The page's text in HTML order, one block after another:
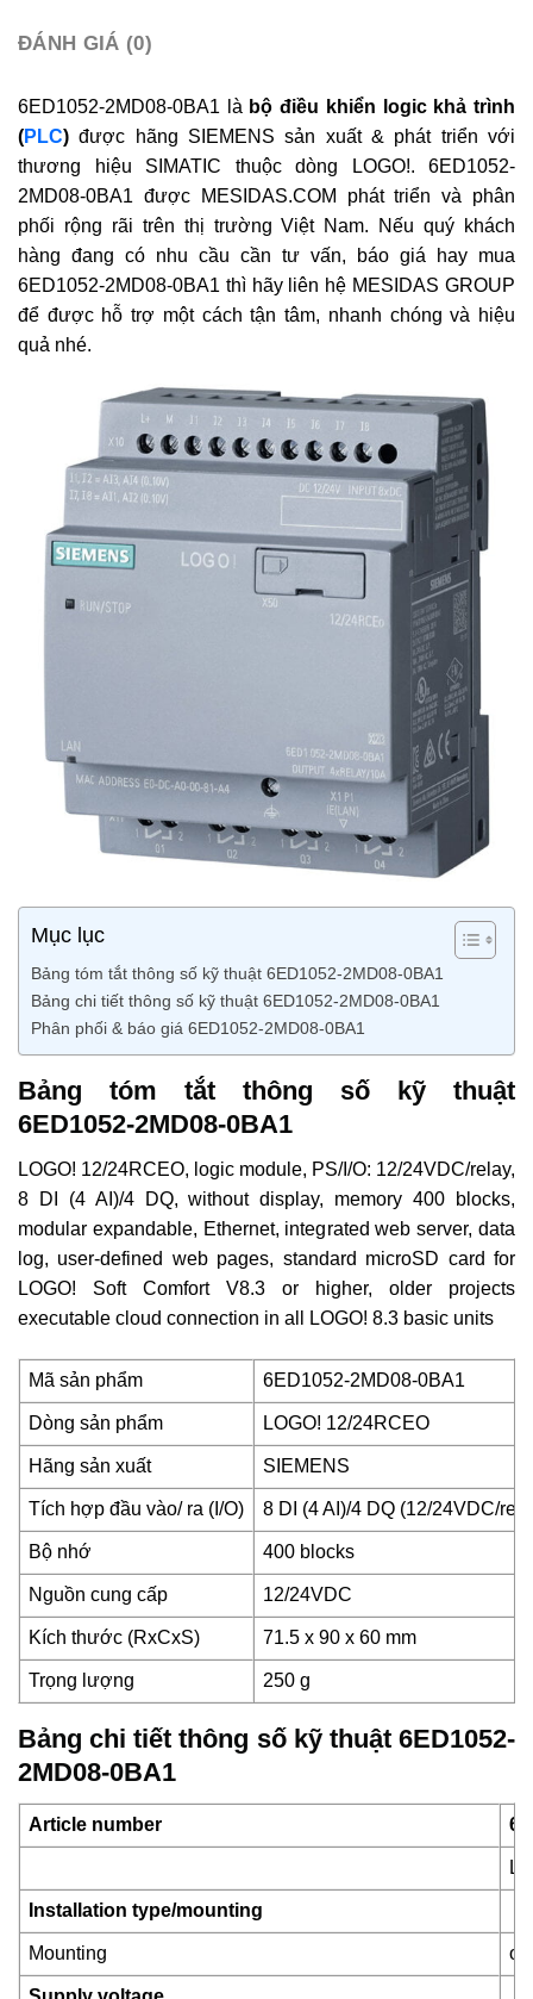
ĐÁNH GIÁ (0)
6ED1052-2MD08-0BA1 là bộ điều khiển logic khả trình
(PLC) được hãng SIEMENS sản xuất & phát triển với
thương hiệu SIMATIC thuộc dòng LOGO!. 6ED1052-
2MD08-0BA1 được MESIDAS.COM phát triển và phân
phối rộng rãi trên thị trường Việt Nam. Nếu quý khách
hàng đang có nhu cầu cần tư vấn, báo giá hay mua
6ED1052-2MD08-0BA1 thì hãy liên hệ MESIDAS GROUP
để được hỗ trợ một cách tận tâm, nhanh chóng và hiệu
quả nhé.
Mục lục
Bảng tóm tắt thông số kỹ thuật 6ED1052-2MD08-0BA1
Bảng chi tiết thông số kỹ thuật 6ED1052-2MD08-0BA1
Phân phối & báo giá 6ED1052-2MD08-0BA1
Bảng tóm tắt thông số kỹ thuật
6ED1052-2MD08-0BA1
LOGO! 12/24RCEO, logic module, PS/I/O: 12/24VDC/relay,
8 DI (4 AI)/4 DQ, without display, memory 400 blocks,
modular expandable, Ethernet, integrated web server, data
log, user-defined web pages, standard microSD card for
LOGO! Soft Comfort V8.3 or higher, older projects
executable cloud connection in all LOGO! 8.3 basic units
Mã sản phẩm 6ED1052-2MD08-0BA1
Dòng sản phẩm LOGO! 12/24RCEO
Hãng sản xuất SIEMENS
Tích hợp đầu vào/ ra (I/O) 8 DI (4 AI)/4 DQ (12/24VDC/
Bộ nhớ 400 blocks
Nguồn cung cấp 12/24VDC
Kích thước (RxCxS) 71.5 x 90 x 60 mm
Trọng lượng 250 g
Bảng chi tiết thông số kỹ thuật 6ED1052-
2MD08-0BA1
Article number
Installation type/mounting
Mounting